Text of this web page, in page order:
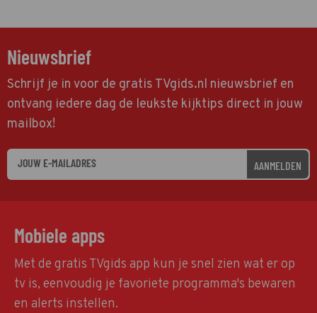
Nieuwsbrief
Schrijf je in voor de gratis TVgids.nl nieuwsbrief en
ontvang iedere dag de leukste kijktips direct in jouw
mailbox!
AANMELDEN
Mobiele apps
Met de gratis TVgids app kun je snel zien wat er op
tv is, eenvoudig je favoriete programma's bewaren
en alerts instellen.